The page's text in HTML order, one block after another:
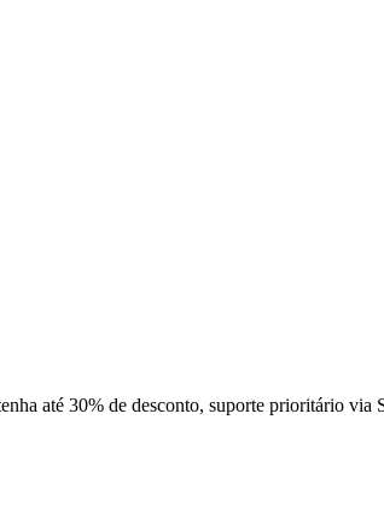
até 30% de desconto, suporte prioritário via